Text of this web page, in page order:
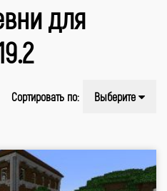
для
Сортировать по: Выберите